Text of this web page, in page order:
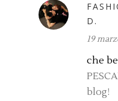
D.
19
che
blog!